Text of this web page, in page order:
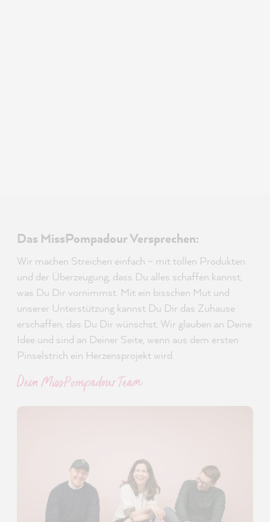
Das MissPompadour Versprechen:
Wir machen Streichen einfach – mit tollen Produkten
und der Überzeugung, dass Du alles schaffen kannst,
was Du Dir vornimmst. Mit ein bisschen Mut und
unserer Unterstützung kannst Du Dir das Zuhause
erschaffen, das Du Dir wünschst. Wir glauben an Deine
Idee und sind an Deiner Seite, wenn aus dem ersten
Pinselstrich ein Herzensprojekt wird.
Dein MissPompadour Team